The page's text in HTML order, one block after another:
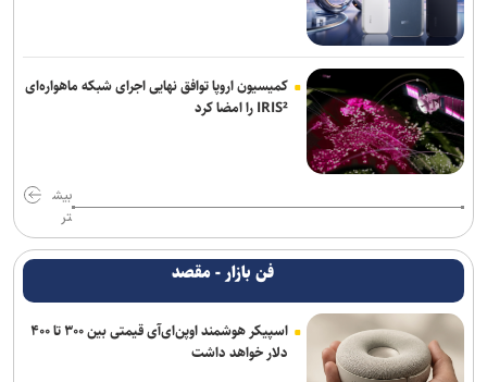
کمیسیون اروپا توافق نهایی اجرای شبکه ماهواره‌ای
IRIS² را امضا کرد
بیش
تر
فن بازار - مقصد
اسپیکر هوشمند اوپن‌ای‌آی قیمتی بین ۳۰۰ تا ۴۰۰
دلار خواهد داشت